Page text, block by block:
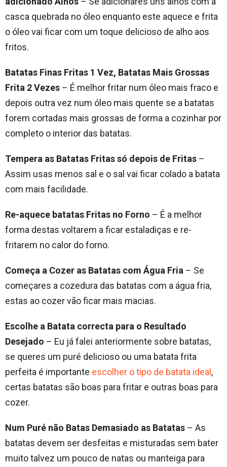
casca quebrada no óleo enquanto este aquece e frita
o óleo vai ficar com um toque delicioso de alho aos
fritos.
Batatas Finas Fritas 1 Vez, Batatas Mais Grossas
Frita 2 Vezes – É melhor fritar num óleo mais fraco e
depois outra vez num óleo mais quente se a batatas
forem cortadas mais grossas de forma a cozinhar por
completo o interior das batatas.
Tempera as Batatas Fritas só depois de Fritas –
Assim usas menos sal e o sal vai ficar colado a batata
com mais facilidade.
Re-aquece batatas Fritas no Forno – É a melhor
forma destas voltarem a ficar estaladiças e re-
fritarem no calor do forno.
Começa a Cozer as Batatas com Água Fria – Se
começares a cozedura das batatas com a água fria,
estas ao cozer vão ficar mais macias.
Escolhe a Batata correcta para o Resultado
Desejado – Eu já falei anteriormente sobre batatas,
se queres um puré delicioso ou uma batata frita
perfeita é importante escolher o tipo de batata ideal ,
certas batatas são boas para fritar e outras boas para
cozer.
Num Puré não Batas Demasiado as Batatas – As
batatas devem ser desfeitas e misturadas sem bater
muito talvez um pouco de natas ou manteiga para